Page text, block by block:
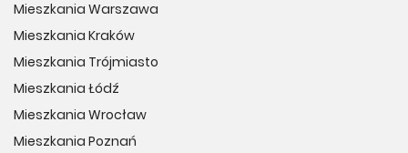
Mieszkania Warszawa
Mieszkania Kraków
Mieszkania Trójmiasto
Mieszkania Łódź
Mieszkania Wrocław
Mieszkania Poznań